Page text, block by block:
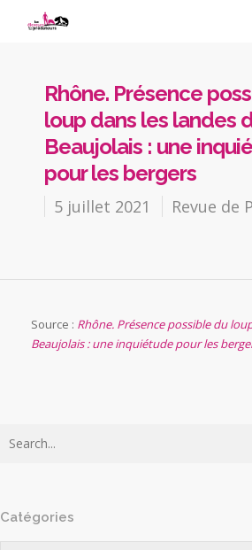
Rhône. Présence
loup dans les landes
Beaujolais : une
pour les bergers
5 juillet 2021 Revue de
Source : Rhône. Présence possible du
Beaujolais : une inquiétude pour les
Catégories